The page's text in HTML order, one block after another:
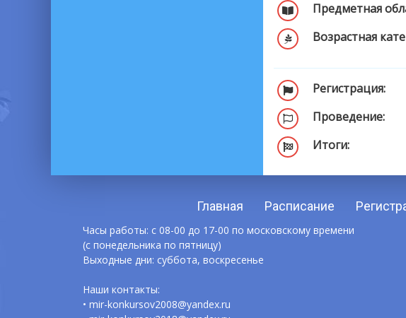
Предметная
Возрастная
Регистрация:
Проведение:
Итоги:
Главная Расписание
Часы работы: с 08-00 до 17-00 по московскому времени
(с понедельника по пятницу)
Выходные дни: суббота, воскресенье
Наши контакты:
• mir-konkursov2008@yandex.ru